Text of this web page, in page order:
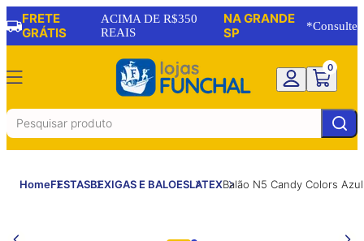
FRETE
GRÁTIS
ACIMA DE R$350
REAIS
NA GRANDE
SP
*Consulte
0
HomeFESTASBEXIGAS E BALOESLATEXBalão N5 Candy Colors